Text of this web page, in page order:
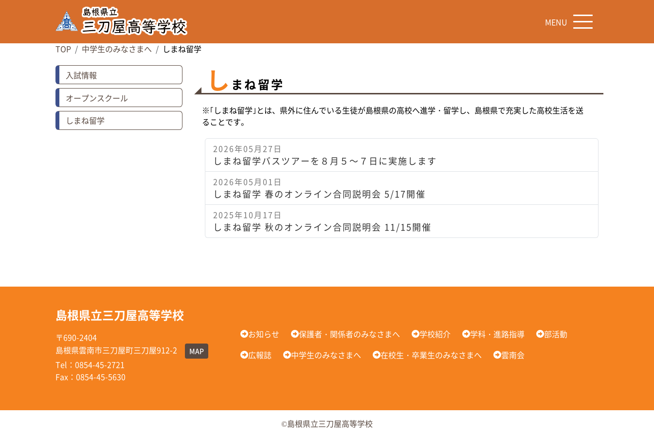
MENU
TOP 中学生のみなさまへ しまね留学
入試情報
オープンスクール
しまね留学
し まね留学
※｢しまね留学｣とは、県外に住んでいる生徒が島根県の高校へ進学・留学し、島根県で充実した高校生活を送
ることです。
2026年05月27日
しまね留学バスツアーを８月５～７日に実施します
2026年05月01日
しまね留学 春のオンライン合同説明会 5/17開催
2025年10月17日
しまね留学 秋のオンライン合同説明会 11/15開催
島根県立三刀屋高等学校
〒690-2404
島根県雲南市三刀屋町三刀屋912-2
MAP
Tel：0854-45-2721
Fax：0854-45-5630
お知らせ 保護者・関係者のみなさまへ 学校紹介 学科・進路指導
部活動
広報誌
中学生のみなさまへ 在校生・卒業生のみなさまへ 雲南会
©島根県立三刀屋高等学校